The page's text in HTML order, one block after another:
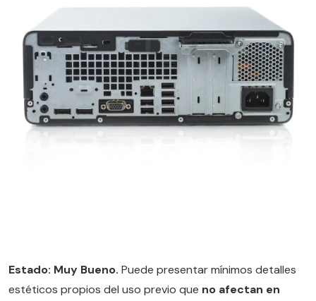
Estado: Muy Bueno. Puede presentar mínimos detalles
estéticos propios del uso previo que no afectan en